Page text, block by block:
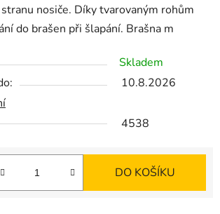
nosiče. Díky tvarovaným rohům
do brašen při šlapání. Brašna m
Skladem
10.8.2026
4538
DO KOŠÍKU